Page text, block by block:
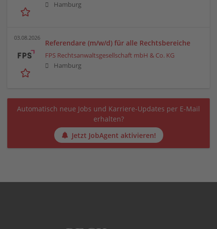
Hamburg
03.08.2026
Referendare (m/w/d) für alle Rechtsbereiche
FPS Rechtsanwaltsgesellschaft mbH & Co. KG
Hamburg
Automatisch neue Jobs und Karriere-Updates per E-Mail
erhalten?
Jetzt JobAgent aktivieren!